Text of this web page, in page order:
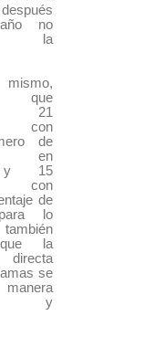
no
la
que
21
con
de
en
y 15
con
de
lo
la
directa
se
y